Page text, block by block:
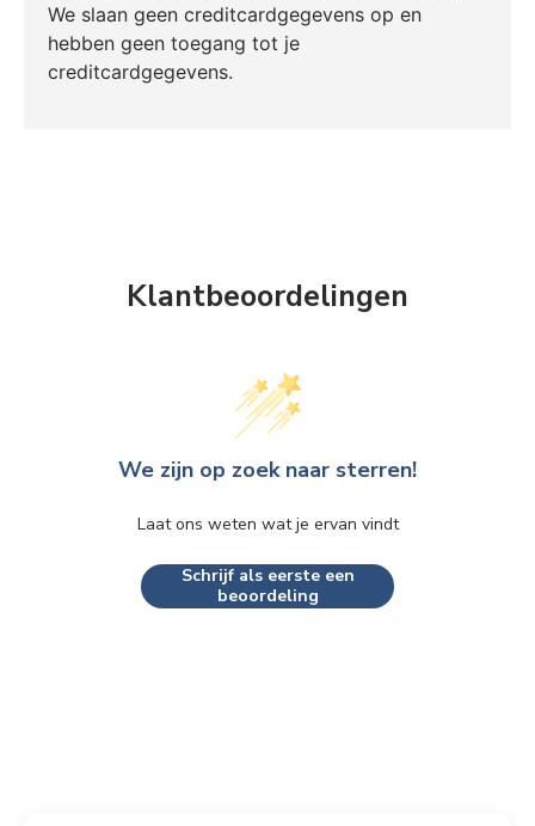
We slaan geen creditcardgegevens op en
hebben geen toegang tot je
creditcardgegevens.
Klantbeoordelingen
We zijn op zoek naar sterren!
Laat ons weten wat je ervan vindt
Schrijf als eerste een
beoordeling